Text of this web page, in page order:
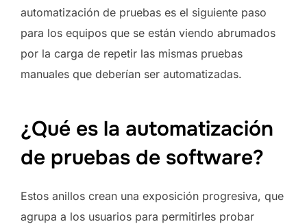
automatización de pruebas es el siguiente paso
para los equipos que se están viendo abrumados
por la carga de repetir las mismas pruebas
manuales que deberían ser automatizadas.
¿Qué es la automatización
de pruebas de software?
Estos anillos crean una exposición progresiva, que
agrupa a los usuarios para permitirles probar